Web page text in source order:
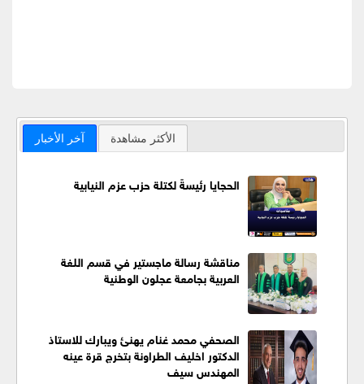
آخر الأخبار الأكثر مشاهدة
الحجايا رئيسةً لكتلة حزب عزم النيابية
مناقشة رسالة ماجستير في قسم اللغة
العربية بجامعة عجلون الوطنية
الصحفي محمد غنام يهنئ ويبارك للاستاذ
الدكتور اخليف الطراونة بتخرج قرة عينه
المهندس سيف